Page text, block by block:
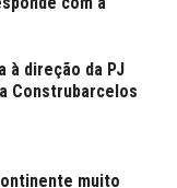
à direção da PJ
Construbarcelos
muito